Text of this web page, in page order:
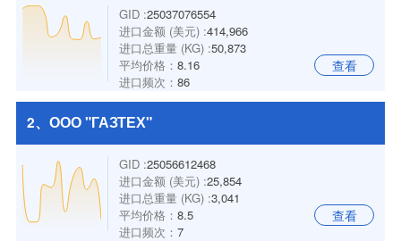
GID :25037076554
进口金额 (美元) :414,966
进口总重量 (KG) :50,873
平均价格： 8.16
进口频次： 86
查看
2、ООО "ГАЗТЕХ"
GID :25056612468
进口金额 (美元) :25,854
进口总重量 (KG) :3,041
平均价格： 8.5
进口频次： 7
查看